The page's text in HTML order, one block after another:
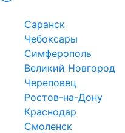
Саранск
Чебоксары
Симферополь
Великий Новгород
Череповец
Ростов-на-Дону
Краснодар
Смоленск